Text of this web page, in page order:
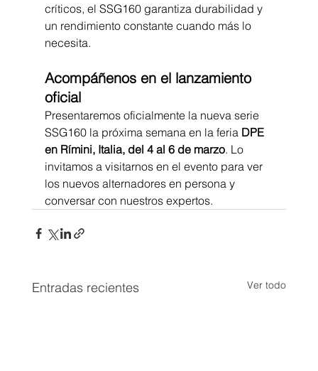
críticos, el SSG160 garantiza durabilidad y
un rendimiento constante cuando más lo
necesita.
Acompáñenos en el lanzamiento
oficial
Presentaremos oficialmente la nueva serie
SSG160 la próxima semana en la feria DPE
en Rímini, Italia, del 4 al 6 de marzo. Lo
invitamos a visitarnos en el evento para ver
los nuevos alternadores en persona y
conversar con nuestros expertos.
Entradas recientes Ver todo